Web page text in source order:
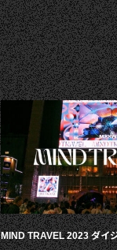
MIND TRAVEL 2023 ダイ